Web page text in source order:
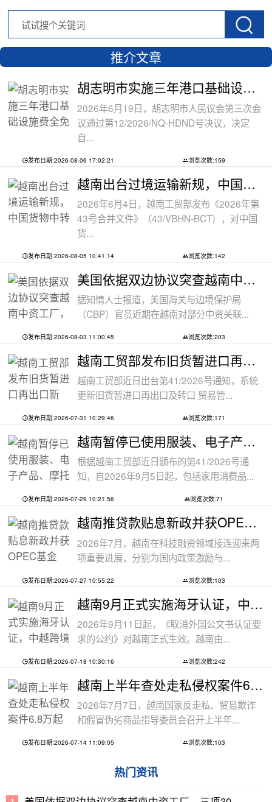
推介文章
胡志明市实施三年港口基础设施费全免政
2026年6月19日，胡志明市人民议会第三次会
议通过第12/2026/NQ-HDND号决议，决定
自...
发布日期:2026-08-06 17:02:21 浏览次数:159
越南出台过境运输新规，中国货物中转通
2026年6月4日，越南工贸部发布《2026年第
43号合并文件》（43/VBHN-BCT），对中国
货...
发布日期:2026-08-05 10:41:14 浏览次数:142
美国依据双边协议突查越南中资工厂，三
据知情人士报道，美国海关与边境保护局
（CBP）官员近期在越南对部分中资关联...
发布日期:2026-08-03 11:00:45 浏览次数:203
越南工贸部发布旧货暂进口再出口新规：
越南工贸部近日出台第41/2026号通知，系统
更新旧货暂进口再出口及转口 贸易管...
发布日期:2026-07-31 10:29:46 浏览次数:171
越南暂停已使用服装、电子产品、摩托车
根据越南工贸部近日颁布的第41/2026号通
知，自2026年9月5日起，包括家用消费品...
发布日期:2026-07-29 10:21:56 浏览次数:71
越南推贷款贴息新政并获OPEC基金5000万美
2026年7月，越南在科技融资领域接连迎来两
项重要进展，分别为国内政策激励与...
发布日期:2026-07-27 10:55:22 浏览次数:103
越南9月正式实施海牙认证，中越跨境文件
2026年9月11日起，《取消外国公文书认证要
求的公约》对越南正式生效。越南由...
发布日期:2026-07-18 10:30:16 浏览次数:242
越南上半年查处走私侵权案件6.8万起
2026年7月7日，越南国家反走私、贸易欺诈
和假冒伪劣商品指导委员会召开上半年...
发布日期:2026-07-14 11:09:05 浏览次数:103
热门资讯